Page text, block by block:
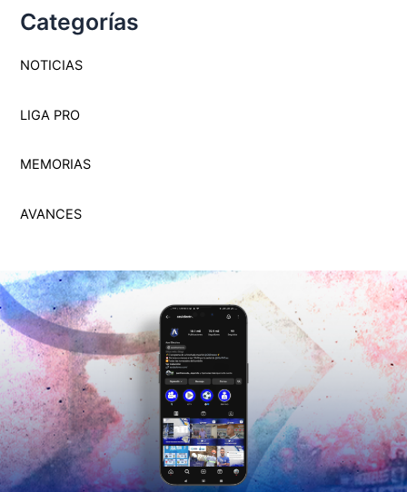
Categorías
NOTICIAS
LIGA PRO
MEMORIAS
AVANCES